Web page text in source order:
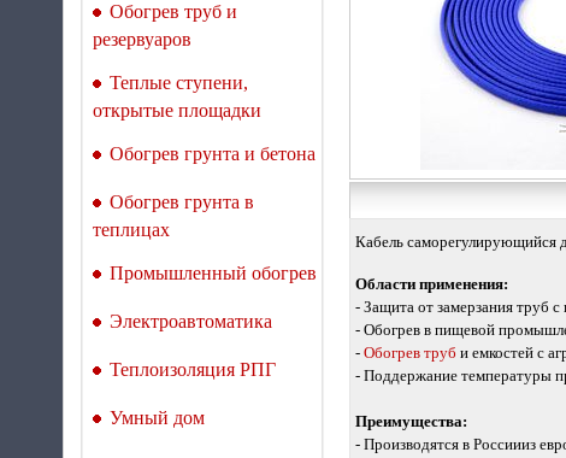
Обогрев труб и
резервуаров
Теплые ступени,
открытые площадки
Обогрев грунта и бетона
Обогрев грунта в
теплицах
Промышленный обогрев
Электроавтоматика
Теплоизоляция РПГ
Умный дом
Кабель саморегулирующийся
Области применения:
- Защита от замерзания труб
- Обогрев в пищевой
- Обогрев труб и емкостей с
- Поддержание температуры
Преимущества:
- Производятся в Россиииз